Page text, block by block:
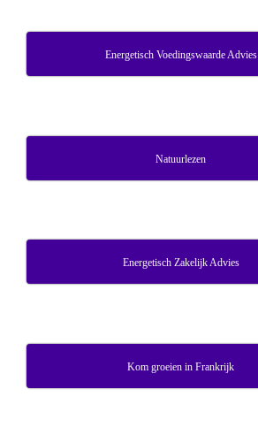
Energetisch Voedingswaarde Advies
Natuurlezen
Energetisch Zakelijk Advies
Kom groeien in Frankrijk